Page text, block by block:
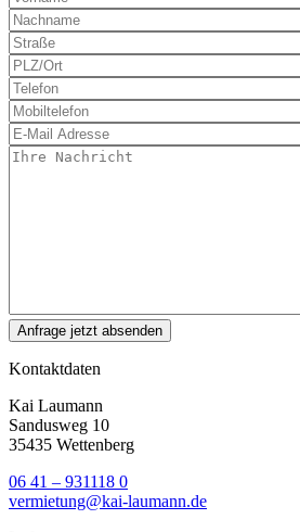
Kontaktdaten
Kai Laumann
Sandusweg 10
35435 Wettenberg
06 41 – 931118 0
vermietung@kai-laumann.de